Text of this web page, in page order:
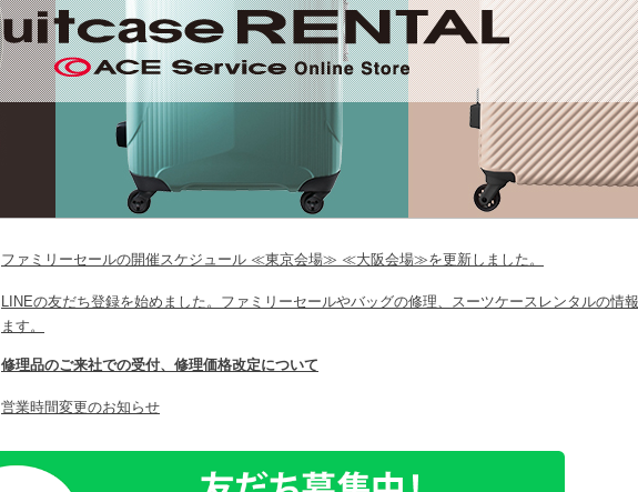
ファミリーセールの開催スケジュール ≪東京会場≫ ≪大阪会場≫を更新しました。
LINEの友だち登録を始めました。ファミリーセールやバッグの修理、スーツケースレンタルの情
ます。
修理品のご来社での受付、修理価格改定について
営業時間変更のお知らせ